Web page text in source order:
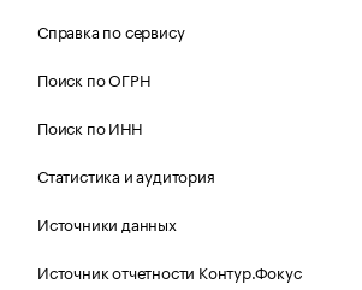
Справка по сервису
Поиск по ОГРН
Поиск по ИНН
Статистика и аудитория
Источники данных
Источник отчетности Контур.Фокус